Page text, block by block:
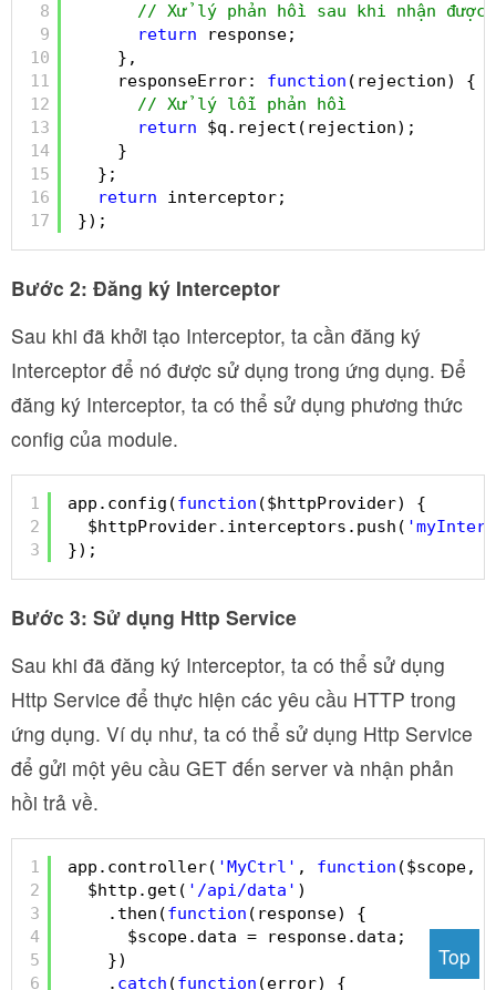
8
9
10
11
12
13
14
15
16
17
// Xử lý phản hồi sau khi nhận được
return
response;
},
responseError: function (rejection) {
// Xử lý lỗi phản hồi
return
$q.reject(rejection);
}
};
return
interceptor;
});
Bước 2: Đăng ký Interceptor
Sau khi đã khởi tạo Interceptor, ta cần đăng ký
Interceptor để nó được sử dụng trong ứng dụng. Để
đăng ký Interceptor, ta có thể sử dụng phương thức
config của module.
1
2
3
app.config(function ($httpProvider) {
$httpProvider.interceptors.push(
});
Bước 3: Sử dụng Http Service
Sau khi đã đăng ký Interceptor, ta có thể sử dụng
Http Service để thực hiện các yêu cầu HTTP trong
ứng dụng. Ví dụ như, ta có thể sử dụng Http Service
để gửi một yêu cầu GET đến server và nhận phản
hồi trả về.
1
2
3
4
5
6
app.controller( 'MyCtrl' , function ($scope,
$http.get( '/api/data' )
.then(function (response) {
$scope.data = response.data;
})
. catch (function (error) {
Top